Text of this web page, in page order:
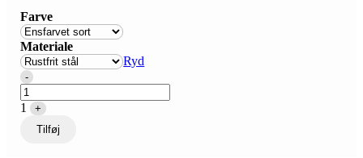
Farve
Materiale
Ryd
Quantity
-
1
+
Tilføj